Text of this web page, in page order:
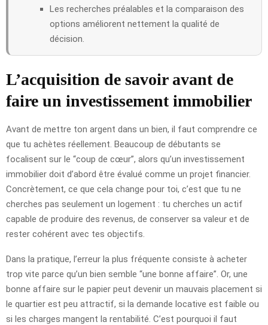
Les recherches préalables et la comparaison des
options améliorent nettement la qualité de
décision.
L’acquisition de savoir avant de
faire un investissement immobilier
Avant de mettre ton argent dans un bien, il faut comprendre ce
que tu achètes réellement. Beaucoup de débutants se
focalisent sur le “coup de cœur”, alors qu’un investissement
immobilier doit d’abord être évalué comme un projet financier.
Concrètement, ce que cela change pour toi, c’est que tu ne
cherches pas seulement un logement : tu cherches un actif
capable de produire des revenus, de conserver sa valeur et de
rester cohérent avec tes objectifs.
Dans la pratique, l’erreur la plus fréquente consiste à acheter
trop vite parce qu’un bien semble “une bonne affaire”. Or, une
bonne affaire sur le papier peut devenir un mauvais placement si
le quartier est peu attractif, si la demande locative est faible ou
si les charges mangent la rentabilité. C’est pourquoi il faut